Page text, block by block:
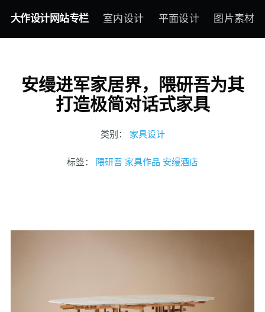
大作设计网站专栏 室内设计 平面设计 图片素材
安缦进军家居界，隈研吾为其
打造极简对话式家具
类别： 家具设计
标签： 隈研吾 家具作品 安缦酒店